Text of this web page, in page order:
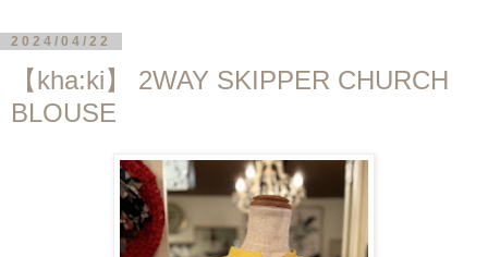
2024/04/22
【kha:ki】 2WAY SKIPPER CHURCH
BLOUSE